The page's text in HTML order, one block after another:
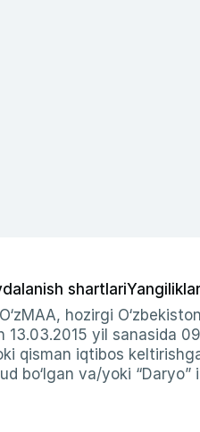
shartlari
hozirgi
yil sanasida
qisman iqtibos
bo‘lgan va/yoki